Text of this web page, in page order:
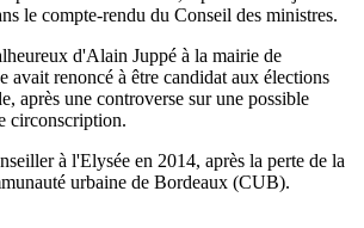
le compte-rendu du Conseil des ministres.
d'Alain Juppé à la mairie de
avait renoncé à être candidat aux élections
après une controverse sur une possible
circonscription.
à l'Elysée en 2014, après la perte de la
urbaine de Bordeaux (CUB).